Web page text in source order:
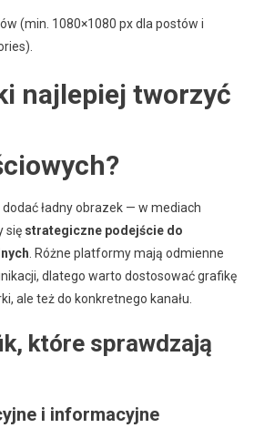
(min. 1080×1080 px dla postów i
najlepiej tworzyć
ładny obrazek — w mediach
się strategiczne podejście do
. Różne platformy mają odmienne
dlatego warto dostosować grafikę
ale też do konkretnego kanału.
które sprawdzają
i informacyjne